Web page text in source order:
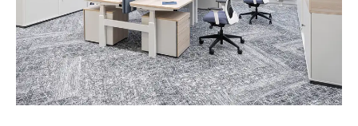
Serbien(RS)
Singapur (SG)
Slowakei(SK)
Slowenien(SI)
Spanien(ES)